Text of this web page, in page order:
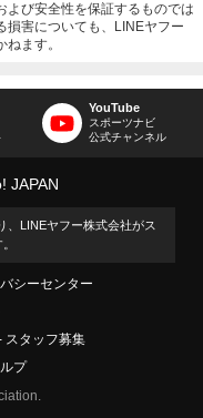
よび安全性を保証するものでは
損害についても、LINEヤフー
ます。
YouTube
スポーツナビ
公式チャンネル
JAPAN
、LINEヤフー株式会社がス
シーセンター
スタッフ募集
プ